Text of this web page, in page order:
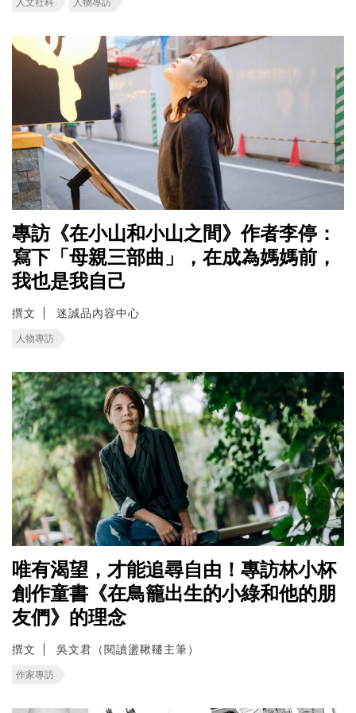
專訪《在小山和小山之間》作者李停：
寫下「母親三部曲」，在成為媽媽前，
我也是我自己
撰文 迷誠品內容中心
人物專訪
唯有渴望，才能追尋自由！專訪林小杯
創作童書《在鳥籠出生的小綠和他的朋
友們》的理念
撰文 吳文君（閱讀盪鞦韆主筆）
作家專訪